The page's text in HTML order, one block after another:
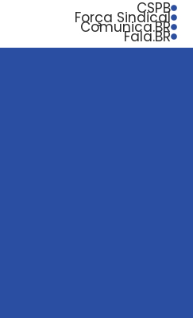
CSPB
Força Sindical
Comunica.BR
Fala.BR